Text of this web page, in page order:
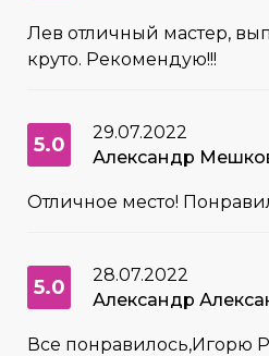
Лев отличный мастер,
круто. Рекомендую!!!
5.0
29.07.2022
Александр
Отличное место!
5.0
28.07.2022
Александр
Все понравилось,Игорю